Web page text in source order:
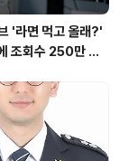
'라면 먹고 올래?'
조회수 250만 돌